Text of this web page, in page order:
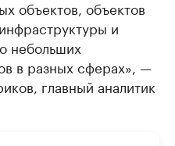
объектов, объектов
и
небольших
в разных сферах», —
главный аналитик